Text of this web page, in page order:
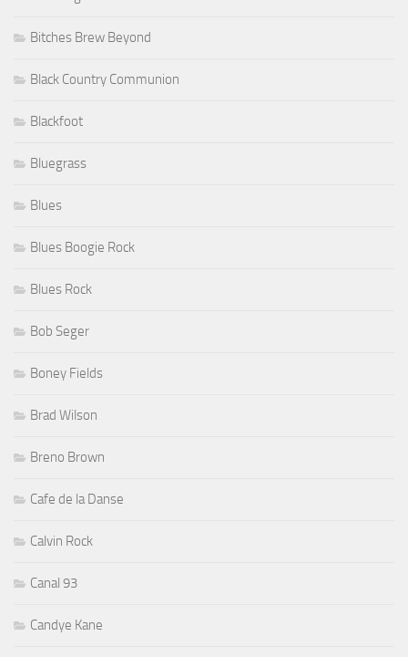
Bitches Brew Beyond
Black Country Communion
Blackfoot
Bluegrass
Blues
Blues Boogie Rock
Blues Rock
Bob Seger
Boney Fields
Brad Wilson
Breno Brown
Cafe de la Danse
Calvin Rock
Canal 93
Candye Kane